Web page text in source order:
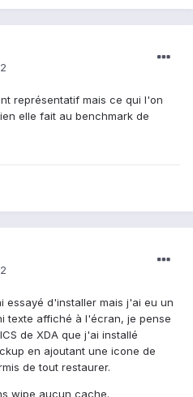
représentatif mais ce qui l'on
elle fait au benchmark de
essayé d'installer mais j'ai eu un
texte affiché à l'écran, je pense
de XDA que j'ai installé
en ajoutant une icone de
de tout restaurer.
wipe aucun cache.